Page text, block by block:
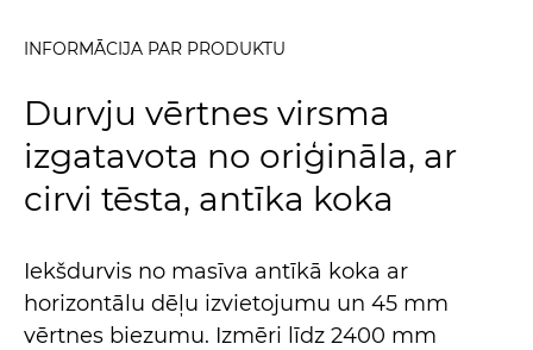
INFORMĀCIJA PAR PRODUKTU
Durvju vērtnes virsma
izgatavota no oriģināla, ar
cirvi tēsta, antīka koka
Iekšdurvis no masīva antīkā koka ar
horizontālu dēļu izvietojumu un 45 mm
vērtnes biezumu. Izmēri līdz 2400 mm